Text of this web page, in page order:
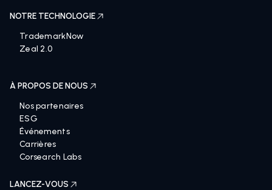
NOTRE TECHNOLOGIE
TrademarkNow
Zeal 2.0
À PROPOS DE NOUS
Nos partenaires
ESG
Événements
Carrières
Corsearch Labs
LANCEZ-VOUS